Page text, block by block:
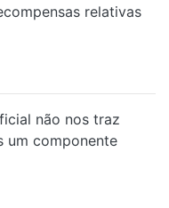
relativas
não nos traz
um componente